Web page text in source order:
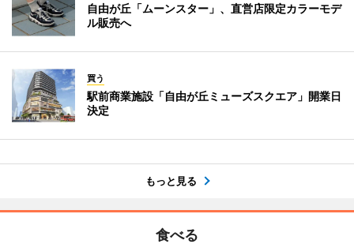
自由が丘「ムーンスター」、直営店限定カラーモデ
ル販売へ
買う
駅前商業施設「自由が丘ミューズスクエア」開業日
決定
もっと見る
食べる